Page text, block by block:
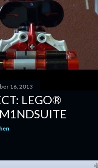
16, 2013
LEGO®